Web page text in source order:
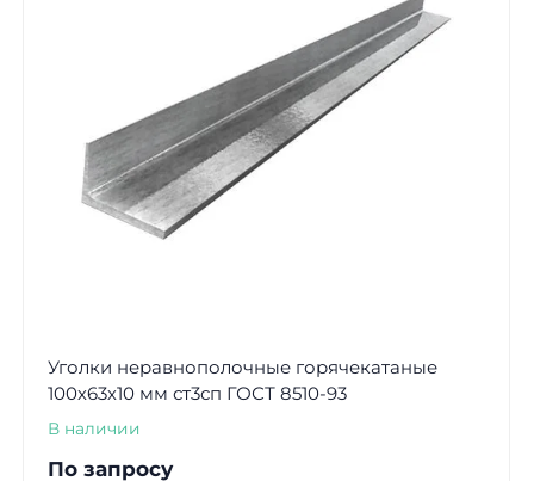
Уголки неравнополочные горячекатаные
100х63х10 мм ст3сп ГОСТ 8510-93
В наличии
По запросу